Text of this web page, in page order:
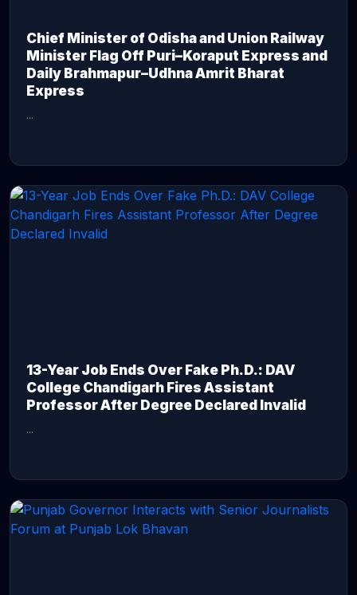
Chief Minister of Odisha and Union Railway
Minister Flag Off Puri–Koraput Express and
Daily Brahmapur–Udhna Amrit Bharat
Express
...
13-Year Job Ends Over Fake Ph.D.: DAV
College Chandigarh Fires Assistant
Professor After Degree Declared Invalid
...